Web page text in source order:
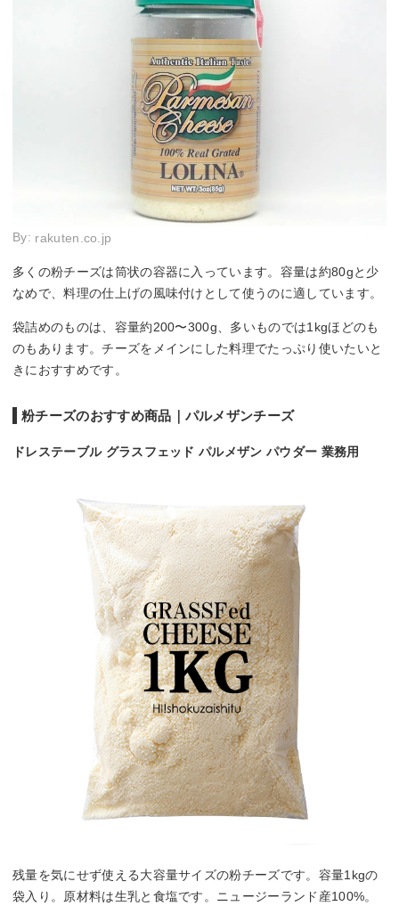
By: rakuten.co.jp
多くの粉チーズは筒状の容器に入っています。容量は約80gと少
なめで、料理の仕上げの風味付けとして使うのに適しています。
袋詰めのものは、容量約200〜300g、多いものでは1kgほどのも
のもあります。チーズをメインにした料理でたっぷり使いたいと
きにおすすめです。
粉チーズのおすすめ商品｜パルメザンチーズ
ドレステーブル グラスフェッド パルメザン パウダー 業務用
残量を気にせず使える大容量サイズの粉チーズです。容量1kgの
袋入り。原材料は生乳と食塩です。ニュージーランド産100%。